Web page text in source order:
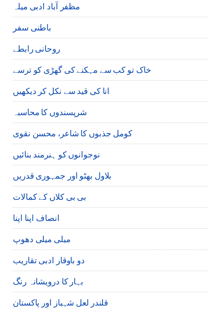
مظفر آباد ادبی میلہ
باطنی سفر
روحانی رابطے
خاک تو کب سے مہکنے کی گھڑی کو ترسے
انا کی قید سے نکل کر دیکھیں
شرپسندوں کا محاسبہ
کومل جذبوں کا شاعر، محسن نقوی
نوجوانوں کو ہنرمند بنائیں
بلاول بھٹو اور جمہوری قدریں
بی بی کلاں کے کمالات
انصاف اپنا اپنا
میلی میلی دھوپ
دو باوقار ادبی تقاریب
بہار کا درویشانہ رنگ
قلندر لعل شہباز اور پاکستان